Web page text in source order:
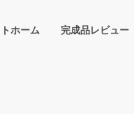
ホーム 完成品レビュー